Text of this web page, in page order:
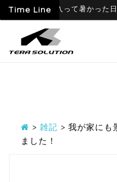
Time Line
09 6月に入って暑かった日が
> 雑記 > 我が家にも
ました！